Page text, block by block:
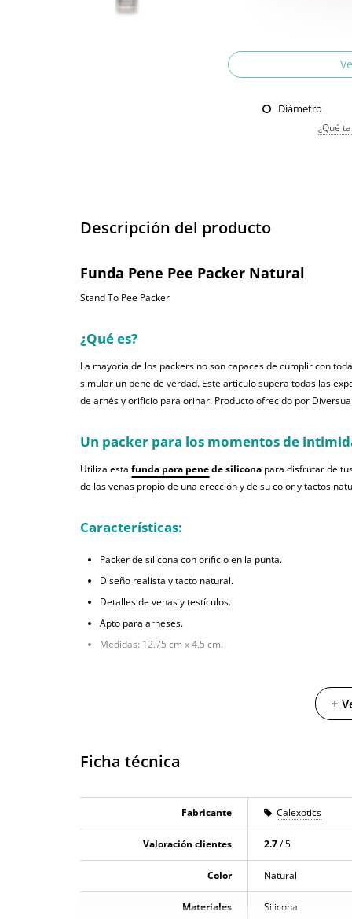
Diámetro
¿Qué
Descripción del producto
Funda Pene Pee Packer Natural
Stand To Pee Packer
¿Qué es?
La mayoría de los packers no son capaces de cumplir con
simular un pene de verdad. Este artículo supera todas las
de arnés y orificio para orinar. Producto ofrecido por
Un packer para los momentos de
Utiliza esta funda para penede silicona para disfrutar de
de las venas propio de una erección y de su color y tactos
Características:
Packer de silicona con orificio en la punta.
Diseño realista y tacto natural.
Detalles de venas y testículos.
Apto para arneses.
Medidas: 12.75 cm x 4.5 cm.
+
Ficha técnica
Fabricante Calexotics
Valoración clientes 2.7/ 5
Color Natural
Materiales Silicona